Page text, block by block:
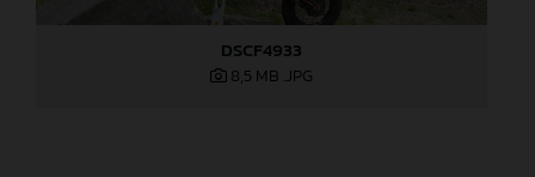
DSCF4933
8,5 MB .JPG